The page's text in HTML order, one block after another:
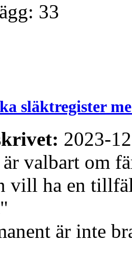
33
släktregister
2023-
valbart om
vill ha en
är inte